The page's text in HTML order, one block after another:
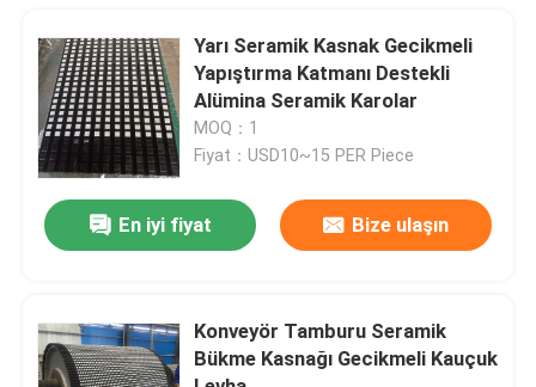
Kalite kontrol
Bize ulaşın
Haberler
Alümina Seramik Astar
Yarı Seramik Kasnak Gecikmeli
Yapıştırma Katmanı Destekli
Alümina Seramik Karolar
MOQ：1
Fiyat：USD10~15 PER Piece
En iyi fiyat Bize ulaşın
Konveyör Tamburu Seramik
Bükme Kasnağı Gecikmeli Kauçuk